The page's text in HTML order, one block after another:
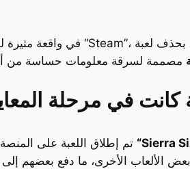
كانت في مرحلة
“Sierra
الألعاب الأخرى، ما دفع بعضهم